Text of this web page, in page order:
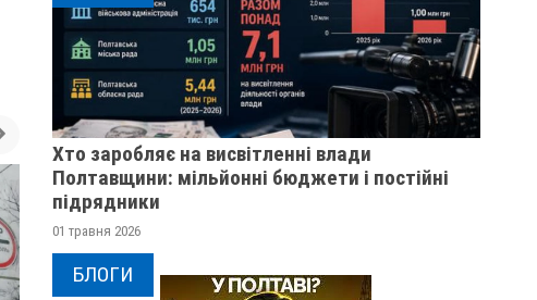
Хто заробляє на висвітленні влади
Полтавщини: мільйонні бюджети і постійні
підрядники
01 травня 2026
БЛОГИ